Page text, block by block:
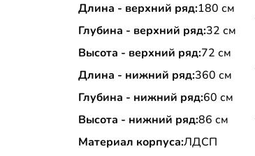
Длина - верхний ряд:180 см
Глубина - верхний ряд:32 см
Высота - верхний ряд:72 см
Длина - нижний ряд:360 см
Глубина - нижний ряд:60 см
Высота - нижний ряд:86 см
Материал корпуса:ЛДСП